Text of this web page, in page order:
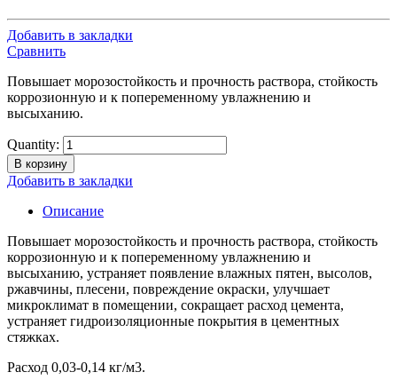
Добавить в закладки
Сравнить
Повышает морозостойкость и прочность раствора, стойкость
коррозионную и к попеременному увлажнению и
высыханию.
Quantity:
В корзину
Добавить в закладки
Описание
Повышает морозостойкость и прочность раствора, стойкость
коррозионную и к попеременному увлажнению и
высыханию, устраняет появление влажных пятен, высолов,
ржавчины, плесени, повреждение окраски, улучшает
микроклимат в помещении, сокращает расход цемента,
устраняет гидроизоляционные покрытия в цементных
стяжках.
Расход 0,03-0,14 кг/м3.